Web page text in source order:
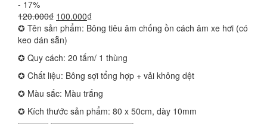
- 17%
120.000₫ Giá
gốc
là:
120.000₫.
100.000₫Giá
hiện
100.000₫.
✪ Tên sản phẩm: Bông tiêu âm chống ồn cách âm xe hơi (có
keo dán sẵn)
✪ Quy cách: 20 tấm/ 1 thùng
✪ Chất liệu: Bông sợi tổng hợp + vải không dệt
✪ Màu sắc: Màu trắng
✪ Kích thước sản phẩm: 80 x 50cm, dày 10mm